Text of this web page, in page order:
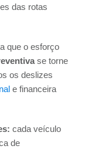
das rotas
que o esforço
se torne
os deslizes
e financeira
cada veículo
de